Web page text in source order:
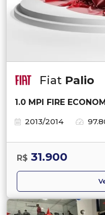
Fiat Palio
1.0 MPI FIRE
2013/2014
R$ 31.900